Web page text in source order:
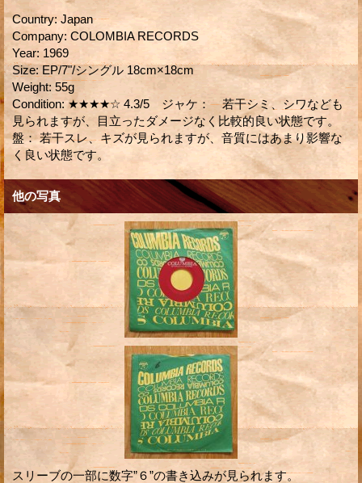
Country: Japan
Company: COLOMBIA RECORDS
Year: 1969
Size: EP/7"/シングル 18cm×18cm
Weight: 55g
Condition: ★★★★☆ 4.3/5 ジャケ： 若干シミ、シワなども
見られますが、目立ったダメージなく比較的良い状態です。
盤： 若干スレ、キズが見られますが、音質にはあまり影響な
く良い状態です。
他の写真
スリーブの一部に数字”６”の書き込みが見られます。